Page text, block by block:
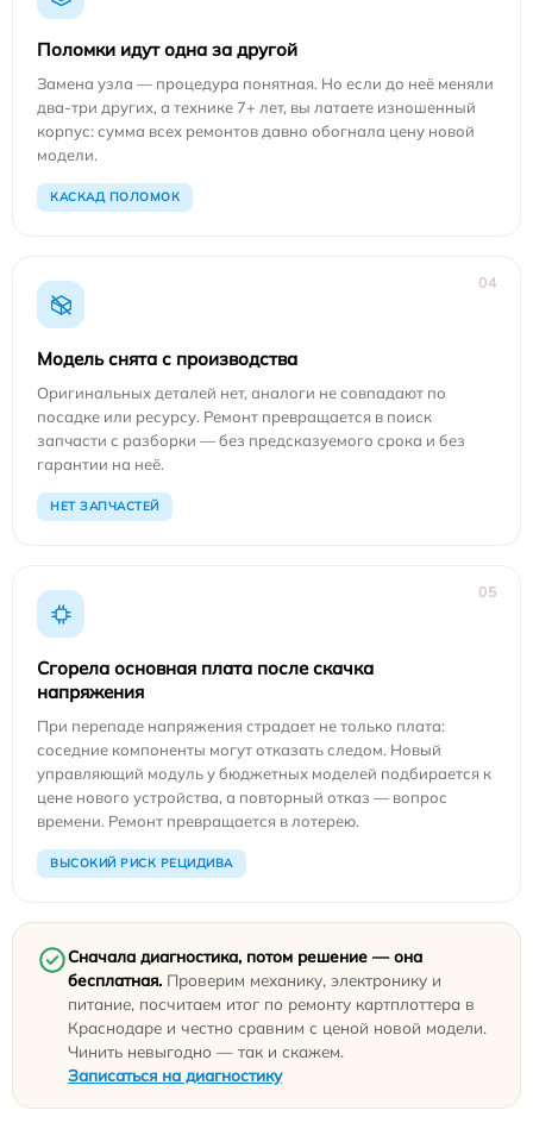
Поломки идут одна за другой
Замена узла — процедура понятная. Но если до неё меняли
два-три других, а технике 7+ лет, вы латаете изношенный
корпус: сумма всех ремонтов давно обогнала цену новой
модели.
КАСКАД ПОЛОМОК
04
Модель снята с производства
Оригинальных деталей нет, аналоги не совпадают по
посадке или ресурсу. Ремонт превращается в поиск
запчасти с разборки — без предсказуемого срока и без
гарантии на неё.
НЕТ ЗАПЧАСТЕЙ
05
Сгорела основная плата после скачка
напряжения
При перепаде напряжения страдает не только плата:
соседние компоненты могут отказать следом. Новый
управляющий модуль у бюджетных моделей подбирается к
цене нового устройства, а повторный отказ — вопрос
времени. Ремонт превращается в лотерею.
ВЫСОКИЙ РИСК РЕЦИДИВА
Сначала диагностика, потом решение — она
бесплатная. Проверим механику, электронику и
питание, посчитаем итог по ремонту картплоттера в
Краснодаре и честно сравним с ценой новой модели.
Чинить невыгодно — так и скажем.
Записаться на диагностику